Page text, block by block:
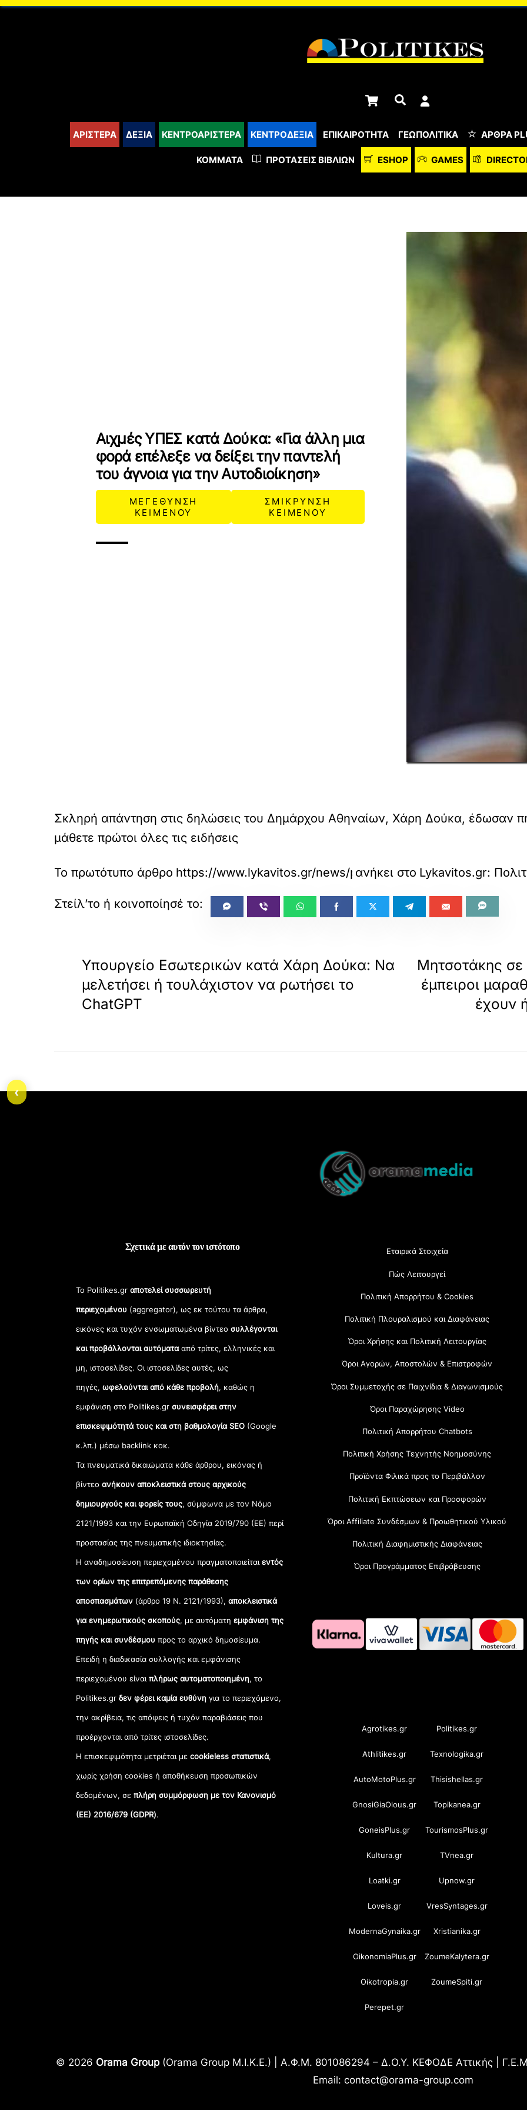
content
Cart Αναζήτηση
ΑΡΙΣΤΕΡΑ ΔΕΞΙΑ ΚΕΝΤΡΟΑΡΙΣΤΕΡΑ ΚΕΝΤΡΟΔΕΞΙΑ ΕΠΙΚΑΙΡΟΤΗΤΑ ΓΕΩΠΟΛΙΤΙΚΑ ΆΡΘΡΑ
ΚΌΜΜΑΤΑ ΠΡΟΤΆΣΕΙΣ ΒΙΒΛΊΩΝ ESHOP GAMES
Αιχμές ΥΠΕΣ κατά Δούκα: «Για άλλη μια
φορά επέλεξε να δείξει την παντελή
του άγνοια για την Αυτοδιοίκηση»
ΜΕΓΕΘΥΝΣΗ
ΚΕΙΜΕΝΟΥ
ΣΜΙΚΡΥΝΣΗ
ΚΕΙΜΕΝΟΥ
Σκληρή απάντηση στις δηλώσεις του Δημάρχου Αθηναίων, Χάρη Δούκα, έδωσαν
μάθετε πρώτοι όλες τις ειδήσεις
Το πρωτότυπο άρθρο https://www.lykavitos.gr/news/politics/aixmes-ypes-kata-
ανήκει στο Lykavitos.gr:
Υπουργείο Εσωτερικών κατά Χάρη Δούκα: Να
μελετήσει ή τουλάχιστον να ρωτήσει το
ChatGPT
Μητσοτάκης σε
έμπειροι
έχουν
Top
Σχετικά με αυτόν τον ιστότοπο
Το Politikes.grαποτελεί συσσωρευτή
περιεχομένου (aggregator), ως εκ τούτου τα άρθρα,
εικόνες και τυχόν ενσωματωμένα βίντεοσυλλέγονται
και προβάλλονται αυτόματααπό τρίτες, ελληνικές και
μη, ιστοσελίδες. Οι ιστοσελίδες αυτές, ως
πηγές,ωφελούνται από κάθε προβολή, καθώς η
εμφάνιση στο Politikes.gr συνεισφέρει στην
επισκεψιμότητά τους και στη βαθμολογία SEO (Google
κ.λπ.) μέσω backlink κοκ.
Τα πνευματικά δικαιώματα κάθε άρθρου, εικόνας ή
βίντεοανήκουν αποκλειστικά στους αρχικούς
δημιουργούς και φορείς τους, σύμφωνα με τον Νόμο
2121/1993 και την Ευρωπαϊκή Οδηγία 2019/790 (ΕΕ) περί
προστασίας της πνευματικής ιδιοκτησίας.
Η αναδημοσίευση περιεχομένου πραγματοποιείταιεντός
των ορίων της επιτρεπόμενης παράθεσης
αποσπασμάτων (άρθρο 19 Ν. 2121/1993), αποκλειστικά
για ενημερωτικούς σκοπούς, με αυτόματηεμφάνιση της
πηγής και συνδέσμου προς το αρχικό δημοσίευμα.
Επειδή η διαδικασία συλλογής και εμφάνισης
περιεχομένου είναιπλήρως αυτοματοποιημένη, το
Politikes.grδεν φέρει καμία ευθύνη για το περιεχόμενο,
την ακρίβεια, τις απόψεις ή τυχόν παραβιάσεις που
προέρχονται από τρίτες ιστοσελίδες.
Η επισκεψιμότητα μετριέται μεcookieless στατιστικά,
χωρίς χρήση cookies ή αποθήκευση προσωπικών
δεδομένων, σεπλήρη συμμόρφωση με τον Κανονισμό
(ΕΕ) 2016/679 (GDPR).
Εταιρικά Στοιχεία
Πώς Λειτουργεί
Πολιτική Απορρήτου & Cookies
Πολιτική Πλουραλισμού και Διαφάνειας
Όροι Χρήσης και Πολιτική Λειτουργίας
Όροι Αγορών, Αποστολών & Επιστροφών
Όροι Συμμετοχής σε Παιχνίδια & Διαγωνισμούς
Όροι Παραχώρησης Video
Πολιτική Απορρήτου Chatbots
Πολιτική Χρήσης Τεχνητής Νοημοσύνης
Προϊόντα Φιλικά προς το Περιβάλλον
Πολιτική Εκπτώσεων και Προσφορών
Όροι Affiliate Συνδέσμων & Προωθητικού Υλικού
Πολιτική Διαφημιστικής Διαφάνειας
Όροι Προγράμματος Επιβράβευσης
Agrotikes.gr Politikes.gr
Athlitikes.gr Texnologika.gr
AutoMotoPlus.gr Thisishellas.gr
GnosiGiaOlous.gr Topikanea.gr
GoneisPlus.gr TourismosPlus.gr
Kultura.gr TVnea.gr
Loatki.gr Upnow.gr
Loveis.gr VresSyntages.gr
ModernaGynaika.gr Xristianika.gr
OikonomiaPlus.gr ZoumeKalytera.gr
Oikotropia.gr ZoumeSpiti.gr
Perepet.gr
© 2026 Orama Group(Orama Group Μ.Ι.Κ.Ε.) | Α.Φ.Μ. 801086294 – Δ.Ο.Υ. ΚΕΦΟΔΕ Αττικής |
Email: contact@orama-group.com
‹